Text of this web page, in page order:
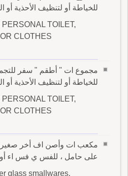
للخياطة أو لتنظيف الأحذية أو
TOILET,
CLOTHES
مجموع ات " أطقم " سفر
للخياطة أو لتنظيف الأحذية أو
TOILET,
CLOTHES
مكعب ات وأصن اف أخر
على حامل ، للفس ي فس اء أو
glass smallwares,